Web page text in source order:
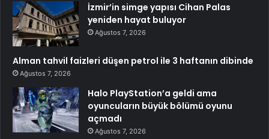
İzmir’in simge yapısı Cihan Palas
yeniden hayat buluyor
Ağustos 7, 2026
Alman tahvil faizleri düşen petrol ile 3 haftanın dibinde
Ağustos 7, 2026
Halo PlayStation’a geldi ama
oyuncuların büyük bölümü oyunu
açmadı
Ağustos 7, 2026